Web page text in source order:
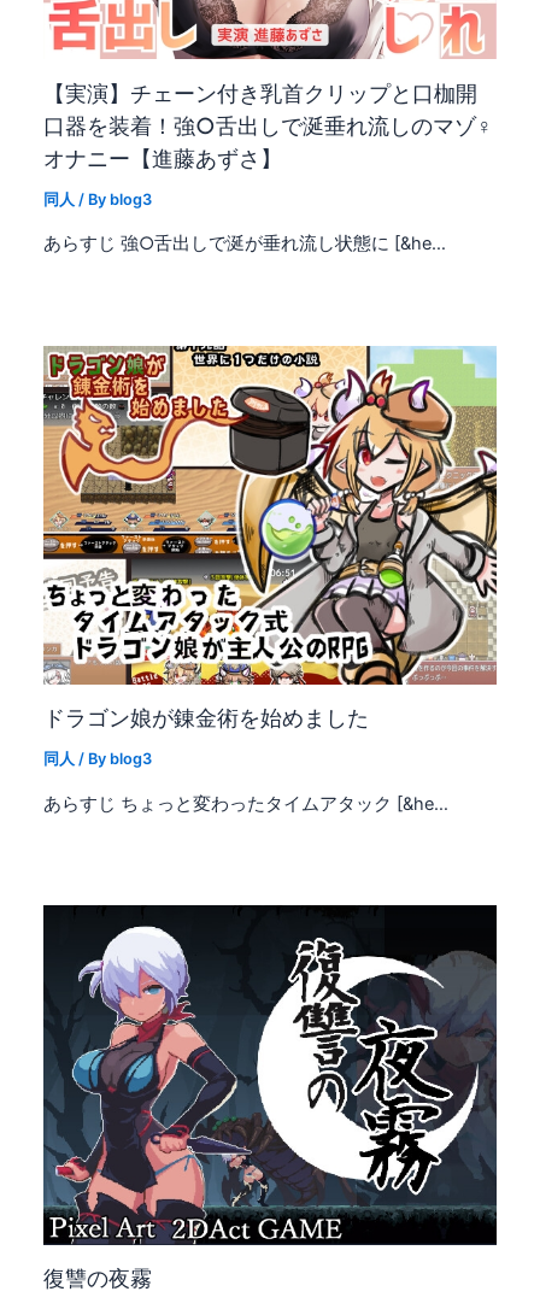
【実演】チェーン付き乳首クリップと口枷開
口器を装着！強○舌出しで涎垂れ流しのマゾ♀
オナニー【進藤あずさ】
同人 / By blog3
あらすじ 強○舌出しで涎が垂れ流し状態に [&he…
ドラゴン娘が錬金術を始めました
同人 / By blog3
あらすじ ちょっと変わったタイムアタック [&he…
復讐の夜霧